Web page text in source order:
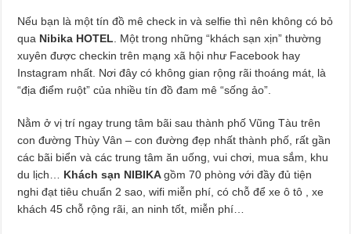
Nếu bạn là một tín đồ mê check in và selfie thì nên không có bỏ
qua Nibika HOTEL . Một trong những “khách sạn xịn” thường
xuyên được checkin trên mạng xã hội như Facebook hay
Instagram nhất. Nơi đây có không gian rộng rãi thoáng mát, là
“địa điểm ruột” của nhiều tín đồ đam mê “sống ảo”.
Nằm ở vị trí ngay trung tâm bãi sau thành phố Vũng Tàu trên
con đường Thùy Vân – con đường đẹp nhất thành phố, rất gần
các bãi biển và các trung tâm ăn uống, vui chơi, mua sắm, khu
du lịch… Khách sạn NIBIKAgồm 70 phòng với đầy đủ tiện
nghi đạt tiêu chuẩn 2 sao, wifi miễn phí, có chỗ để xe ô tô , xe
khách 45 chỗ rộng rãi, an ninh tốt, miễn phí…